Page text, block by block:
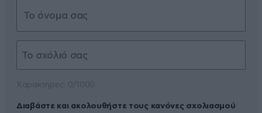
Διαβάστε και ακολουθήστε τους κανόνες σχολιασμού